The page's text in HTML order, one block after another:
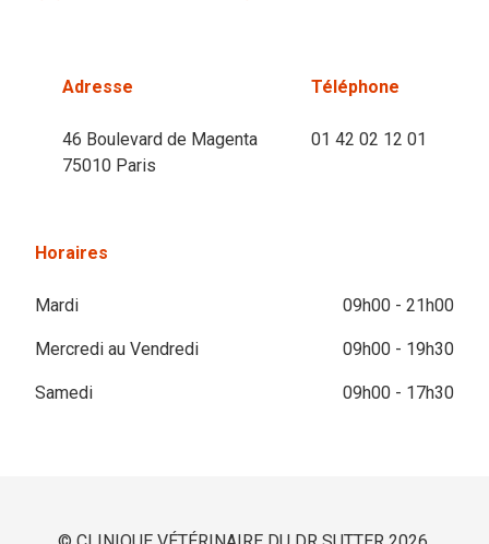
Adresse
46 Boulevard de Magenta
75010 Paris
Téléphone
01 42 02 12 01
Horaires
Mardi 09h00 - 21h00
Mercredi au Vendredi 09h00 - 19h30
Samedi 09h00 - 17h30